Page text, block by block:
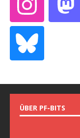
ÜBER PF-BITS